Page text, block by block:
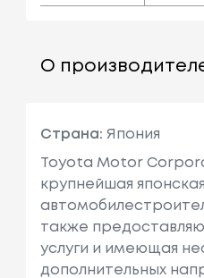
О
Страна: Япония
Toyota Motor
крупнейшая японская
также
услуги и имеющая
дополнительных